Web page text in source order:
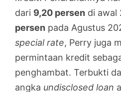
dari 9,20 persen di awal
persen pada Agustus
special rate, Perry juga
permintaan kredit
penghambat. Terbukti
angka undisclosed loan